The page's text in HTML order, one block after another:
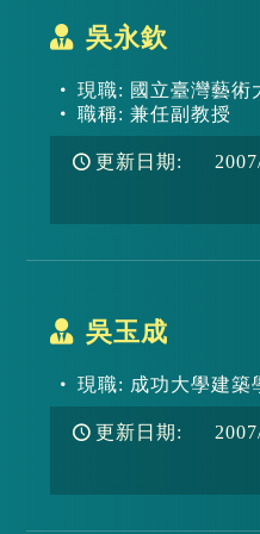
吳永欽
現職: 國立臺灣藝術
職稱: 兼任副教授
更新日期: 2007/
吳玉成
現職: 成功大學建築
更新日期: 2007/